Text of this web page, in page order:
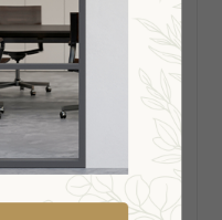
て爽やかで、
嗅い
じられる特徴のある
、グレープフルー